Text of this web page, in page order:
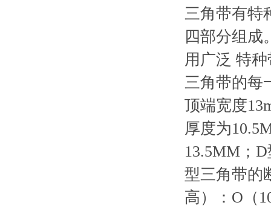
三角带有特
四部分组成
用广泛 特
三角带的每
顶端宽度
厚度为
13.5MM；
型三角带的
高）：O（